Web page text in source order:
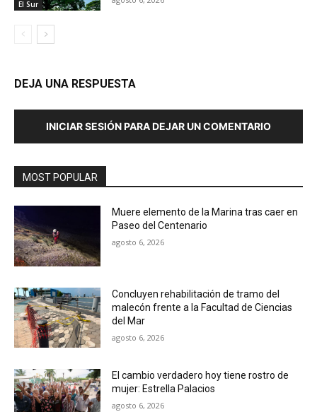
El Sur
DEJA UNA RESPUESTA
INICIAR SESIÓN PARA DEJAR UN COMENTARIO
MOST POPULAR
Muere elemento de la Marina tras caer en
Paseo del Centenario
agosto 6, 2026
Concluyen rehabilitación de tramo del
malecón frente a la Facultad de Ciencias
del Mar
agosto 6, 2026
El cambio verdadero hoy tiene rostro de
mujer: Estrella Palacios
agosto 6, 2026